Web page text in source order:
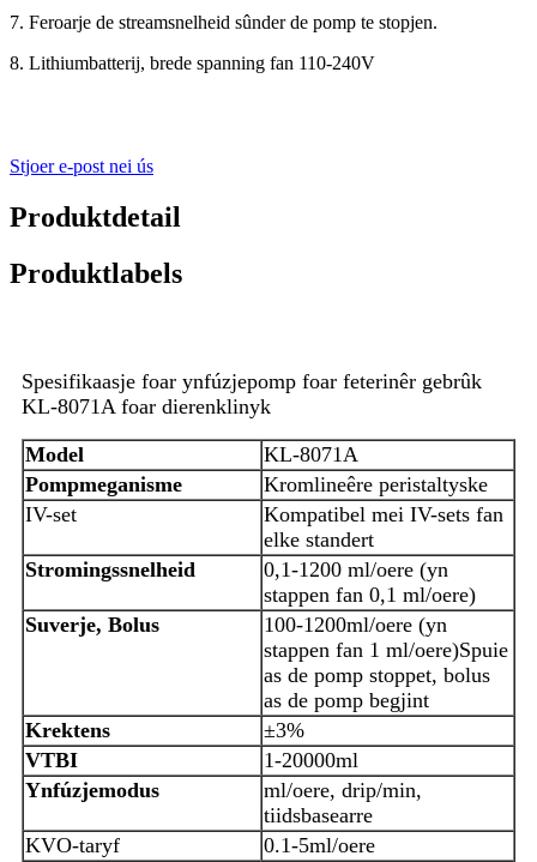
7. Feroarje de streamsnelheid sûnder de pomp te stopjen.
8. Lithiumbatterij, brede spanning fan 110-240V
Stjoer e-post nei ús
Produktdetail
Produktlabels
Spesifikaasje foar ynfúzjepomp foar feterinêr gebrûk
KL-8071A foar dierenklinyk
Model
KL-8071A
Pompmeganisme
Kromlineêre peristaltyske
IV-set
Kompatibel mei IV-sets fan
elke standert
Stromingssnelheid
0,1-1200 ml/oere (yn
stappen fan 0,1 ml/oere)
Suverje, Bolus
100-1200ml/oere (yn
stappen fan 1 ml/oere)Spuie
as de pomp stoppet, bolus
as de pomp begjint
Krektens
±3%
VTBI
1-20000ml
Ynfúzjemodus
ml/oere, drip/min,
tiidsbasearre
KVO-taryf
0.1-5ml/oere